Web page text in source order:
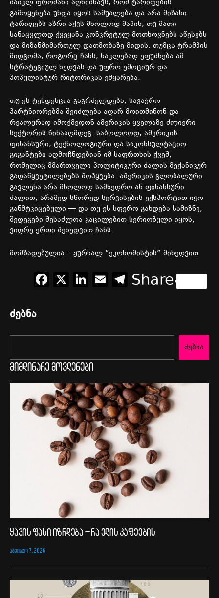
მაიკლ ფრომანი აღნიშნავს, რომ ტარიფების
გამოყენება უნდა იყოს საშუალება და არა მიზანი.
ტარიფებს აზრი აქვს მხოლოდ მაშინ, თუ მათი
სანაცვლოდ ქვეყანა კონკრეტულ მოთხოვნებს აწესებს
და მიზანმიმართულ დათმობაზე მიდის. თუმცა ტრამპის
მიდგომა, როგორც ჩანს, ნაკლებად ეფუძნება ამ
სტრატეგიულ ხედვას და უფრო ემოციურ და
პოპულისტურ რიტორიკას ემყარება.
თუ ეს ტენდენცია გაგრძელდება, სავაჭრო
პარტნიორებმა შეიძლება აღარ მოითმინონ და
რეალურად იმოქმედონ ამერიკის ყველაზე ძლიერი
სექტორის წინააღმდეგ. საბოლოოდ, ამერიკის
ფინანსური, ტექნოლოგიური და საკონსულტაციო
გიგანტები აღმოჩნდებიან იმ საფრთხის ქვეშ,
რომელიც მმართველი პოლიტიკური ძალის მექანიკურ
გადაწყვეტილებებს მოჰყვება. ამერიკის გლობალური
გავლენა არა მხოლოდ სამხედრო ან ფინანსური
ძალით, არამედ სწორედ სერვისების ექსპორტით იყო
განმტკიცებული —და თუ ეს სფერო გახდება სამიზნე,
შედეგები შესაძლოა გაცილებით სერიოზული იყოს,
ვიდრე ერთი შეხედვით ჩანს.
მომზადებულია – ჟურნალ “ეკონომისტის” მიხედვით
Facebook
X LinkedIn
EmailTelegram
Share
ძებნა
ძებნა
მიმდინარე მოვლენები
ყავის ფასი იზრდება – რა ელის კაფეების
ᲐᲒᲕᲘᲡᲢᲝ 7, 2026